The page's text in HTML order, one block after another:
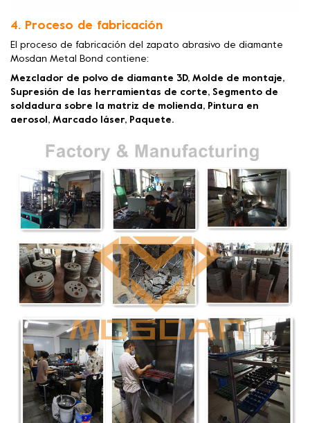
4. Proceso de fabricación
El proceso de fabricación del zapato abrasivo de diamante
Mosdan Metal Bond contiene:
Mezclador de polvo de diamante 3D, Molde de montaje,
Supresión de las herramientas de corte, Segmento de
soldadura sobre la matriz de molienda, Pintura en
aerosol, Marcado láser, Paquete.